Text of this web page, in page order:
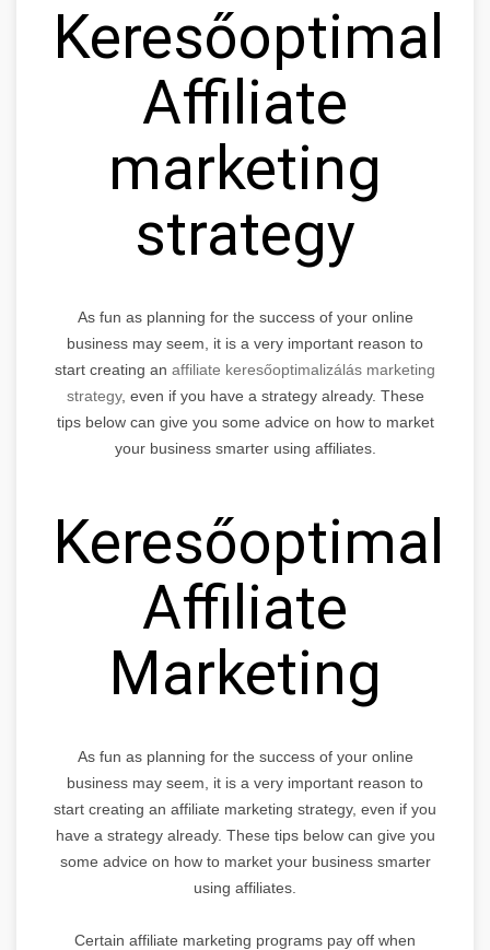
Affiliate
marketing
strategy
As fun as planning for the success of your online
business may seem, it is a very important reason to
start creating an affiliate keresőoptimalizálás marketing
strategy, even if you have a strategy already. These
tips below can give you some advice on how to market
your business smarter using affiliates.
Affiliate
Marketing
As fun as planning for the success of your online
business may seem, it is a very important reason to
start creating an affiliate marketing strategy, even if you
have a strategy already. These tips below can give you
some advice on how to market your business smarter
using affiliates.
Certain affiliate marketing programs pay off when